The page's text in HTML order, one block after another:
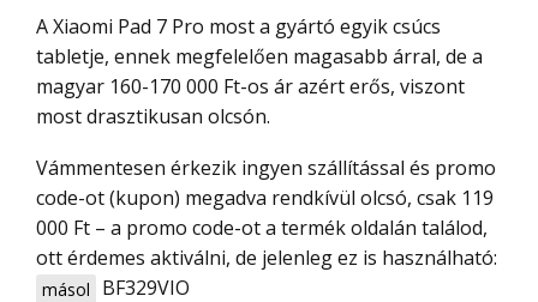
A Xiaomi Pad 7 Pro most a gyártó egyik csúcs
tabletje, ennek megfelelően magasabb árral, de a
magyar 160-170 000 Ft-os ár azért erős, viszont
most drasztikusan olcsón.
Vámmentesen érkezik ingyen szállítással és promo
code-ot (kupon) megadva rendkívül olcsó, csak 119
000 Ft – a promo code-ot a termék oldalán találod,
ott érdemes aktiválni, de jelenleg ez is használható:
másol BF329VIO